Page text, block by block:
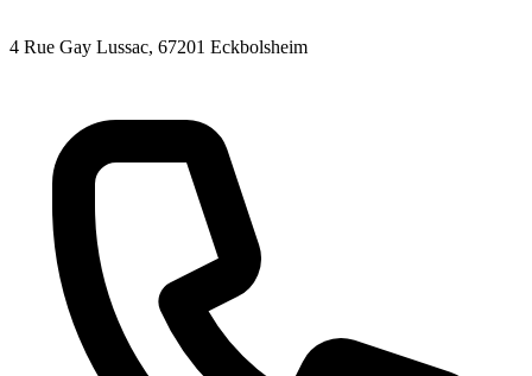
4 Rue Gay Lussac, 67201 Eckbolsheim